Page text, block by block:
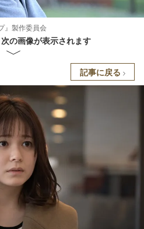
』製作委員会
の画像が表示されます
記事に戻る